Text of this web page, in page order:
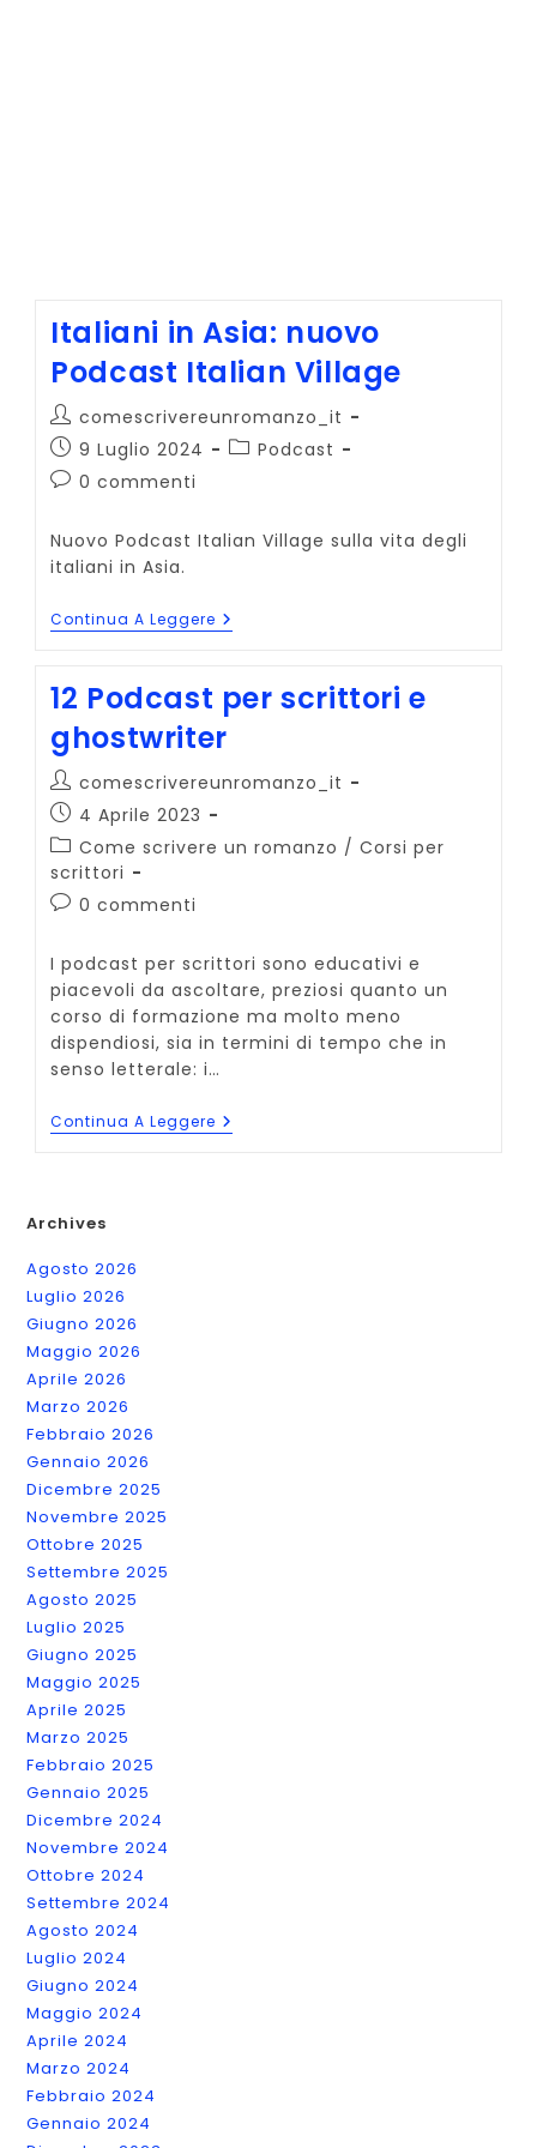
Italiani in Asia: nuovo
Podcast Italian Village
Autore
dell'articolo:
comescrivereunromanzo_it
Articolo
pubblicato:
9 Luglio 2024
Categoria
Podcast
Commenti
0 commenti
Nuovo Podcast Italian Village sulla vita degli
italiani in Asia.
Continua A Leggere Italiani
In
Podcast
Italian
Village
12 Podcast per scrittori e
ghostwriter
Autore
dell'articolo:
comescrivereunromanzo_it
Articolo
pubblicato:
4 Aprile 2023
Categoria
dell'articolo:
Come scrivere un romanzo / Corsi per
scrittori
Commenti
0 commenti
I podcast per scrittori sono educativi e
piacevoli da ascoltare, preziosi quanto un
corso di formazione ma molto meno
dispendiosi, sia in termini di tempo che in
senso letterale: i…
Continua A Leggere 12
Podcast
Archives
Agosto 2026
Luglio 2026
Giugno 2026
Maggio 2026
Aprile 2026
Marzo 2026
Febbraio 2026
Gennaio 2026
Dicembre 2025
Novembre 2025
Ottobre 2025
Settembre 2025
Agosto 2025
Luglio 2025
Giugno 2025
Maggio 2025
Aprile 2025
Marzo 2025
Febbraio 2025
Gennaio 2025
Dicembre 2024
Novembre 2024
Ottobre 2024
Settembre 2024
Agosto 2024
Luglio 2024
Giugno 2024
Maggio 2024
Aprile 2024
Marzo 2024
Febbraio 2024
Gennaio 2024